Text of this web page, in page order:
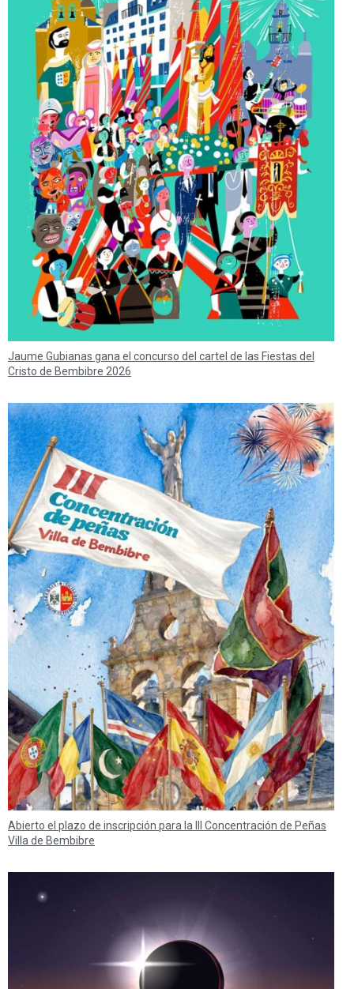
Jaume Gubianas gana el concurso del cartel de las Fiestas del
Cristo de Bembibre 2026
Abierto el plazo de inscripción para la III Concentración de Peñas
Villa de Bembibre